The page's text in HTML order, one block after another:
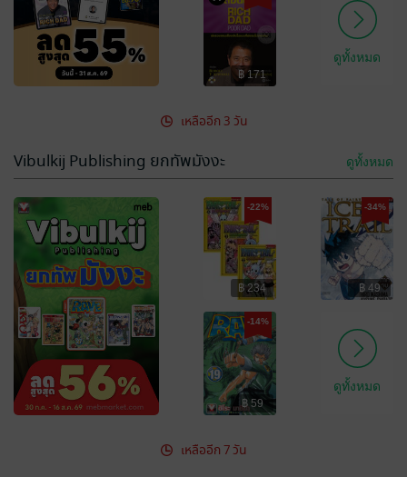
฿ 171
ดูทั้งหมด
เหลืออีก 3 วัน
Vibulkij Publishing ยกทัพมังงะ ดูทั้งหมด
-22%
฿ 234
-34%
฿ 49
-14%
฿ 59
ดูทั้งหมด
เหลืออีก 7 วัน